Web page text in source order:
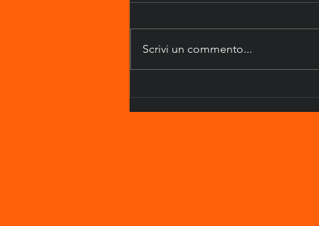
Scrivi un commento...